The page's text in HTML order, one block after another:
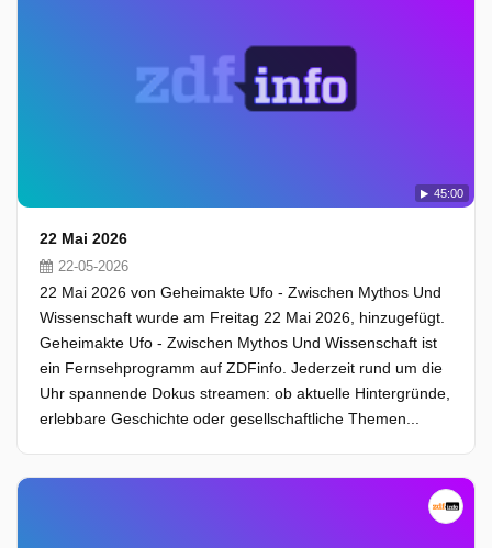
45:00
22 Mai 2026
22-05-2026
22 Mai 2026 von Geheimakte Ufo - Zwischen Mythos Und
Wissenschaft wurde am Freitag 22 Mai 2026, hinzugefügt.
Geheimakte Ufo - Zwischen Mythos Und Wissenschaft ist
ein Fernsehprogramm auf ZDFinfo. Jederzeit rund um die
Uhr spannende Dokus streamen: ob aktuelle Hintergründe,
erlebbare Geschichte oder gesellschaftliche Themen...